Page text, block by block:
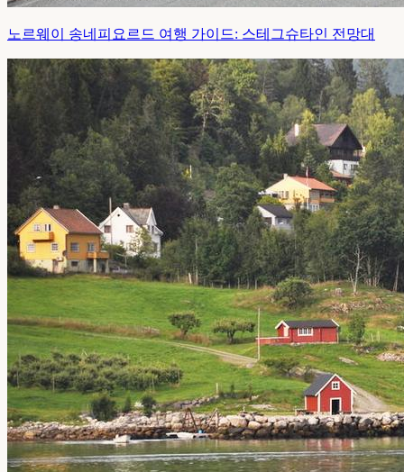
노르웨이 송네피요르드 여행 가이드: 스테그슈타인 전망대